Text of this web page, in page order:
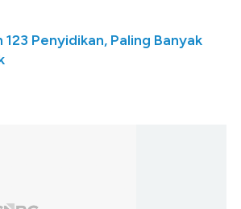
123 Penyidikan, Paling Banyak